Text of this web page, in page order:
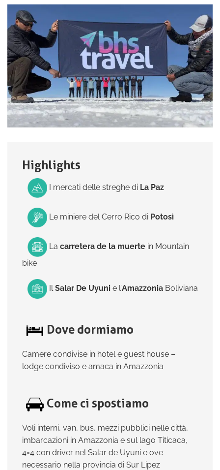
Highlights
I mercati delle streghe di La Paz
Le miniere del Cerro Rico di Potosì
La carretera de la muerte in Mountain
bike
IlSalar De Uyuni e l’Amazzonia Boliviana
Dove dormiamo
Camere condivise in hotel e guest house –
lodge condiviso e amaca in Amazzonia
Come ci spostiamo
Voli interni, van, bus, mezzi pubblici nelle città,
imbarcazioni in Amazzonia e sul lago Titicaca,
4×4 con driver nel Salar de Uyuni e ove
necessario nella provincia di Sur Lipez